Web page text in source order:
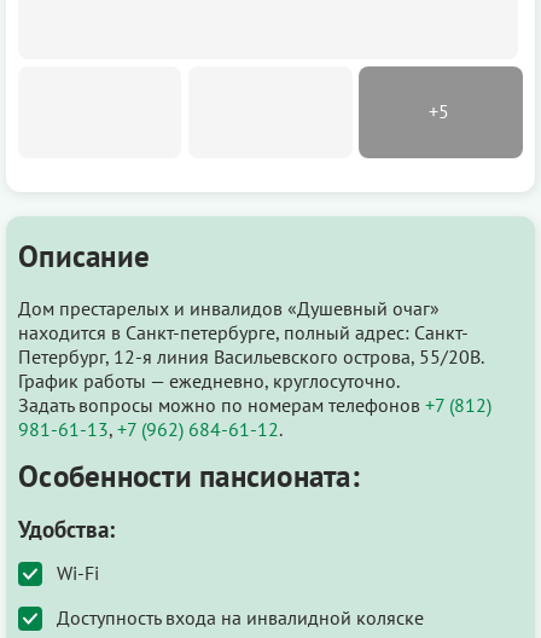
Описание
Дом престарелых и инвалидов «Душевный очаг»
находится в Санкт-петербурге, полный адрес: Санкт-
Петербург, 12-я линия Васильевского острова, 55/20В.
График работы — ежедневно, круглосуточно.
Задать вопросы можно по номерам телефонов +7 (812)
981-61-13, +7 (962) 684-61-12.
Особенности пансионата:
Удобства:
Wi-Fi
Доступность входа на инвалидной коляске